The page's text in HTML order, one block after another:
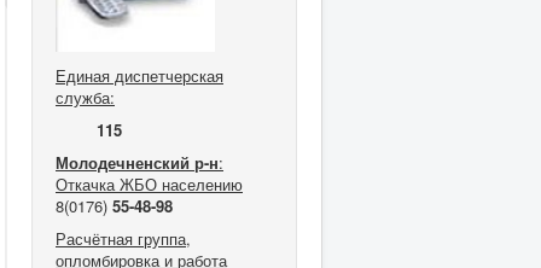
Единая диспетчерская
служба:
115
Молодечненский р-н:
Откачка ЖБО населению
8(0176) 55-48-98
Расчётная группа,
опломбировка и работа